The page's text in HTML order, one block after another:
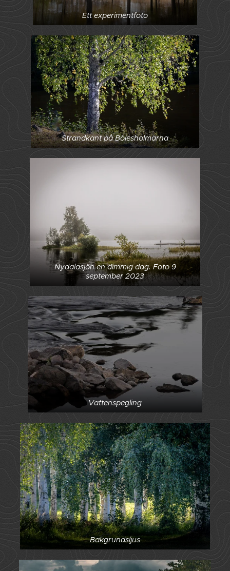
Ett experimentfoto
Strandkant på Bölesholmarna
Nydalasjön en dimmig dag. Foto 9
september 2023
Vattenspegling
Bakgrundsljus